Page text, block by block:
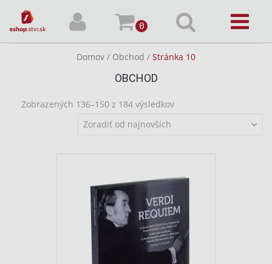
0
Domov / Obchod / Stránka 10
OBCHOD
Zobrazených 136–150 z 184 výsledkovZoradené
Zoradiť od najnovších